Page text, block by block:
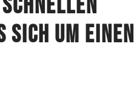
schnellen
sich um einen